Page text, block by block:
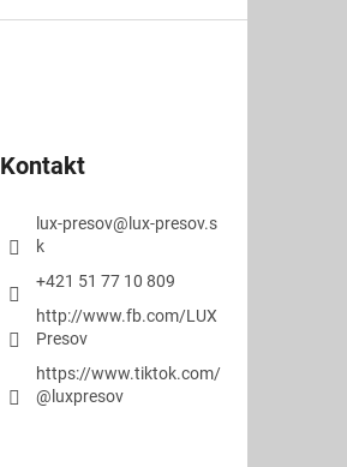
Kontakt
lux-presov@ lux-presov.s
k
+421 51 77 10 809
http://www.fb.com/LUX
Presov
https://www.tiktok.com/
@luxpresov